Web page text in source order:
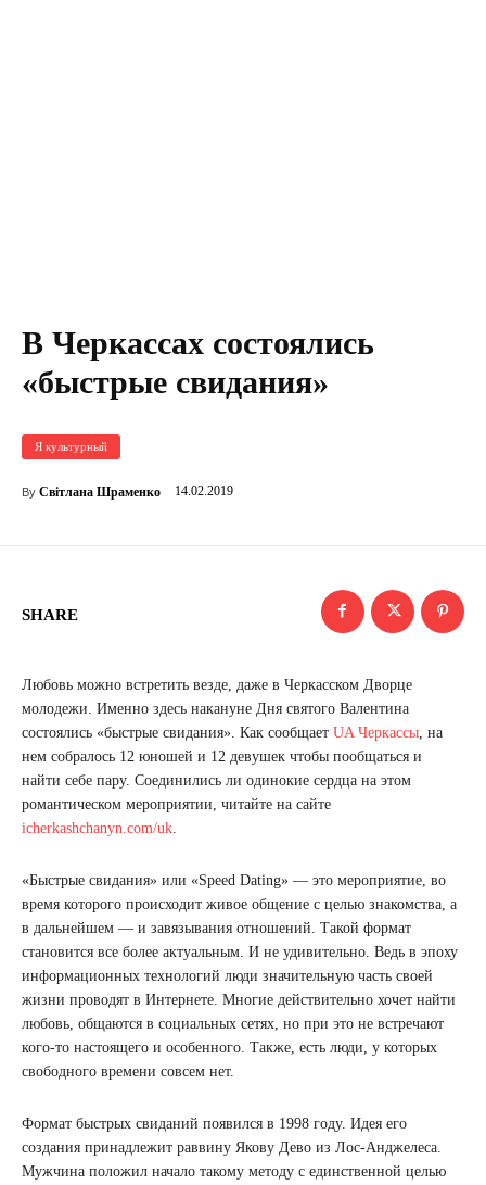
В Черкассах состоялись
«быстрые свидания»
Я культурный
By Світлана Шраменко 14.02.2019
SHARE
Любовь можно встретить везде, даже в Черкасском Дворце
молодежи. Именно здесь накануне Дня святого Валентина
состоялись «быстрые свидания». Как сообщает UA Черкассы , на
нем собралось 12 юношей и 12 девушек чтобы пообщаться и
найти себе пару. Соединились ли одинокие сердца на этом
романтическом мероприятии, читайте на сайте
icherkashchanyn.com/uk
«Быстрые свидания» или «Speed ​​Dating» — это мероприятие, во
время которого происходит живое общение с целью знакомства, а
в дальнейшем — и завязывания отношений. Такой формат
становится все более актуальным. И не удивительно. Ведь в эпоху
информационных технологий люди значительную часть своей
жизни проводят в Интернете. Многие действительно хочет найти
любовь, общаются в социальных сетях, но при это не встречают
кого-то настоящего и особенного. Также, есть люди, у которых
свободного времени совсем нет.
Формат быстрых свиданий появился в 1998 году. Идея его
создания принадлежит раввину Якову Дево из Лос-Анджелеса.
Мужчина положил начало такому методу с единственной целью